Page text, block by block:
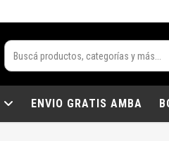
ENVIO GRATIS AMBA